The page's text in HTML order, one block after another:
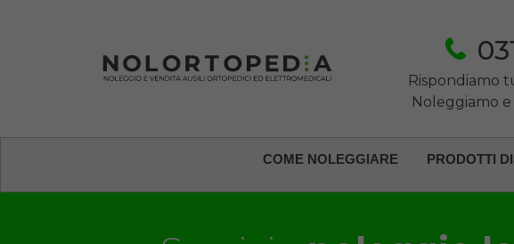
Rispondiamo
Noleggiamo
COME NOLEGGIARE PRODOTTI